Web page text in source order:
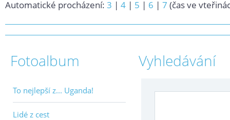
Automatické procházení: 3 | 4 | 5 | 6 | 7 (čas ve
Fotoalbum
To nejlepší z... Uganda!
Lidé z cest
Vyhledávání